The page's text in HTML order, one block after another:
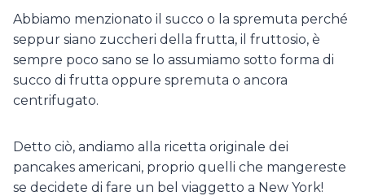
Abbiamo menzionato il succo o la spremuta perché
seppur siano zuccheri della frutta, il fruttosio, è
sempre poco sano se lo assumiamo sotto forma di
succo di frutta oppure spremuta o ancora
centrifugato.
Detto ciò, andiamo alla ricetta originale dei
pancakes americani, proprio quelli che mangereste
se decidete di fare un bel viaggetto a New York!